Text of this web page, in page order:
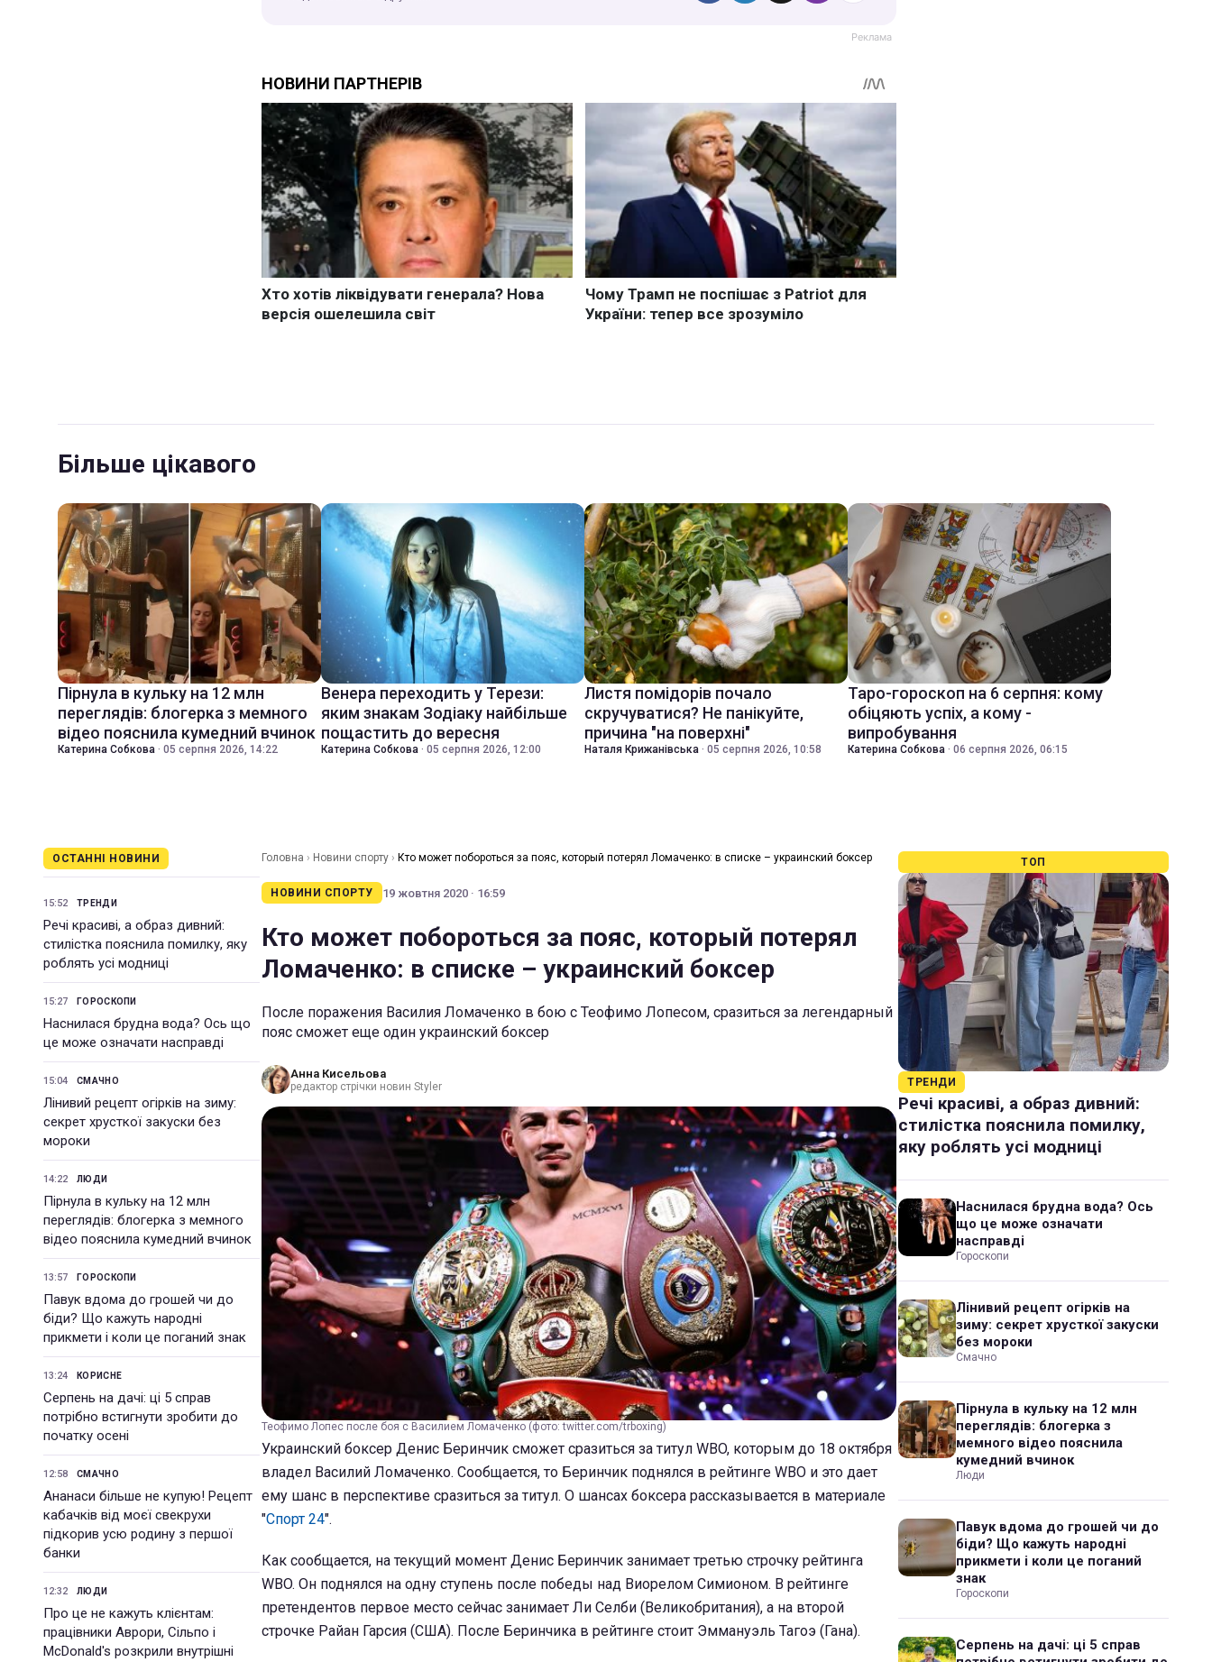
Більше цікавого
Пірнула в кульку на 12 млн
переглядів: блогерка з мемного
відео пояснила кумедний вчинок
Катерина Собкова · 05 серпня 2026, 14:22
Венера переходить у Терези:
яким знакам Зодіаку найбільше
пощастить до вересня
Катерина Собкова · 05 серпня 2026, 12:00
Листя помідорів почало
скручуватися? Не панікуйте,
причина "на поверхні"
Наталя Крижанівська · 05 серпня 2026, 10:58
Таро-гороскоп на 6 серпня: кому
обіцяють успіх, а кому -
випробування
Катерина Собкова · 06 серпня 2026, 06:15
ОСТАННІ НОВИНИ
15:52 ТРЕНДИ
Речі красиві, а образ дивний:
стилістка пояснила помилку, яку
роблять усі модниці
15:27 ГОРОСКОПИ
Наснилася брудна вода? Ось що
це може означати насправді
15:04 СМАЧНО
Лінивий рецепт огірків на зиму:
секрет хрусткої закуски без
мороки
14:22 ЛЮДИ
Пірнула в кульку на 12 млн
переглядів: блогерка з мемного
відео пояснила кумедний вчинок
13:57 ГОРОСКОПИ
Павук вдома до грошей чи до
біди? Що кажуть народні
прикмети і коли це поганий знак
13:24 КОРИСНЕ
Серпень на дачі: ці 5 справ
потрібно встигнути зробити до
початку осені
12:58 СМАЧНО
Ананаси більше не купую! Рецепт
кабачків від моєї свекрухи
підкорив усю родину з першої
банки
12:32 ЛЮДИ
Про це не кажуть клієнтам:
працівники Аврори, Сільпо і
McDonald's розкрили внутрішні
Головна › Новини спорту › Кто может побороться за пояс, который потерял Ломаченко: в списке – украинский боксер
НОВИНИ СПОРТУ 19 жовтня 2020 · 16:59
Кто может побороться за пояс, который потерял
Ломаченко: в списке – украинский боксер
После поражения Василия Ломаченко в бою с Теофимо Лопесом, сразиться за легендарный
пояс сможет еще один украинский боксер
Анна Кисельова
редактор стрічки новин Styler
Теофимо Лопес после боя с Василием Ломаченко (фото: twitter.com/trboxing)
Украинский боксер Денис Беринчик сможет сразиться за титул WBO, которым до 18 октября
владел Василий Ломаченко. Сообщается, то Беринчик поднялся в рейтинге WBO и это дает
ему шанс в перспективе сразиться за титул. О шансах боксера рассказывается в материале
"Спорт 24".
Как сообщается, на текущий момент Денис Беринчик занимает третью строчку рейтинга
WBO. Он поднялся на одну ступень после победы над Виорелом Симионом. В рейтинге
претендентов первое место сейчас занимает Ли Селби (Великобритания), а на второй
строчке Райан Гарсия (США). После Беринчика в рейтинге стоит Эммануэль Тагоэ (Гана).
ТОП
ТРЕНДИ
Речі красиві, а образ дивний:
стилістка пояснила помилку,
яку роблять усі модниці
Наснилася брудна вода? Ось
що це може означати
насправді
Гороскопи
Лінивий рецепт огірків на
зиму: секрет хрусткої закуски
без мороки
Смачно
Пірнула в кульку на 12 млн
переглядів: блогерка з
мемного відео пояснила
кумедний вчинок
Люди
Павук вдома до грошей чи до
біди? Що кажуть народні
прикмети і коли це поганий
знак
Гороскопи
Серпень на дачі: ці 5 справ